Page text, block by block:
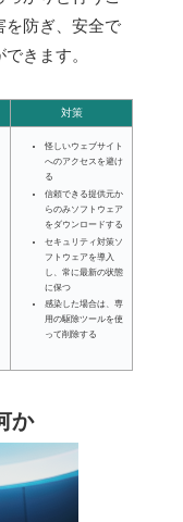
を防ぎ、安全で
きます。
対策
怪しいウェブサイト
へのアクセスを避け
る
信頼できる提供元か
らのみソフトウェア
をダウンロードする
セキュリティ対策ソ
フトウェアを導入
し、常に最新の状態
に保つ
感染した場合は、専
用の駆除ツールを使
って削除する
か